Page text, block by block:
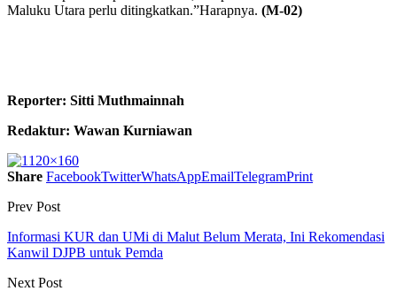
Maluku Utara perlu ditingkatkan.”Harapnya. (M-02)
Reporter: Sitti Muthmainnah
Redaktur: Wawan Kurniawan
Share FacebookTwitterWhatsAppEmailTelegramPrint
Prev Post
Informasi KUR dan UMi di Malut Belum Merata, Ini Rekomendasi
Kanwil DJPB untuk Pemda
Next Post